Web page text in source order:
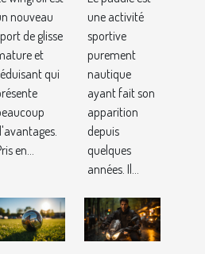
nouveau
de glisse
et
qui
en...
exergue
pour
effectuer
le choix
de son
Paddle
gonflable
une activité
sportive
purement
nautique
ayant fait son
apparition
depuis
quelques
années. Il...